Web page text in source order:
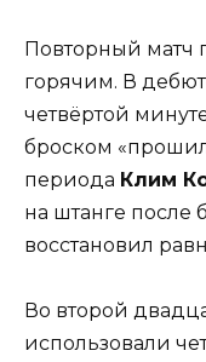
Повторный матч
горячим. В
четвёртой
броском
периода Клим
на штанге после
восстановил
Во второй
использовали